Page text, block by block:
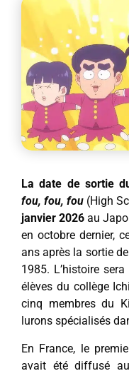
La date de sortie
fou, fou, fou (High
janvier 2026 au
en octobre dernier,
ans après la sortie
1985. L’histoire
élèves du collège
cinq membres du
lurons spécialisés
En France, le
avait été diffusé